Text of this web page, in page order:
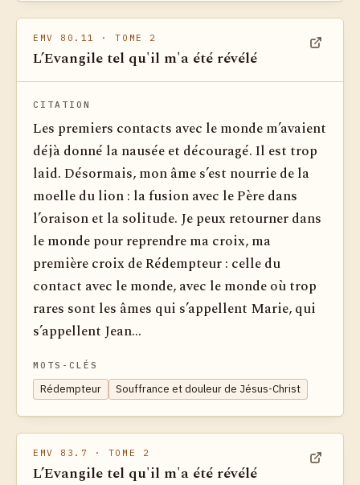
EMV 80.11 · TOME 2
L’Evangile tel qu'il m'a été révélé
CITATION
Les premiers contacts avec le monde m’avaient
déjà donné la nausée et découragé. Il est trop
laid. Désormais, mon âme s’est nourrie de la
moelle du lion : la fusion avec le Père dans
l’oraison et la solitude. Je peux retourner dans
le monde pour reprendre ma croix, ma
première croix de Rédempteur : celle du
contact avec le monde, avec le monde où trop
rares sont les âmes qui s’appellent Marie, qui
s’appellent Jean...
MOTS-CLÉS
Rédempteur Souffrance et douleur de Jésus-Christ
EMV 83.7 · TOME 2
L’Evangile tel qu'il m'a été révélé